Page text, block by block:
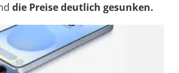
die Preise deutlich gesunken.